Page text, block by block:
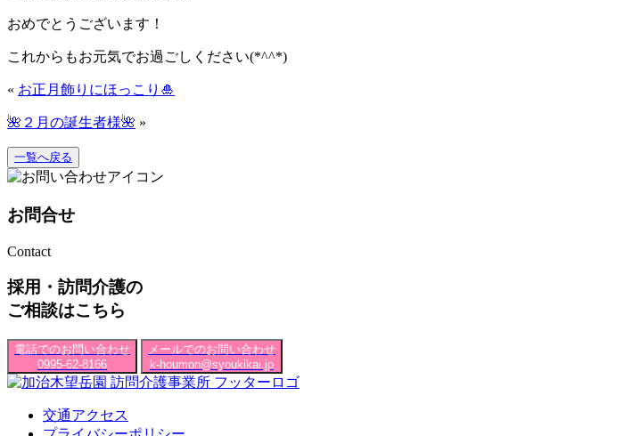
おめでとうございます！
これからもお元気でお過ごしください(*^^*)
« お正月飾りにほっこり🎍
🌺２月の誕生者様🌺 »
一覧へ戻る
お問合せ
Contact
採用・訪問介護の
ご相談はこちら
電話でのお問い合わせ
0995-62-8166
メールでのお問い合わせ
k-houmon@syoukikai.jp
交通アクセス